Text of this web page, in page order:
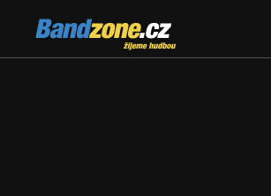
Bandzone.cz
žijeme hudbou